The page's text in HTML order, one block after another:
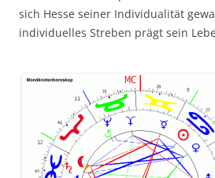
sich Hesse seiner Individualität
individuelles Streben prägt sein